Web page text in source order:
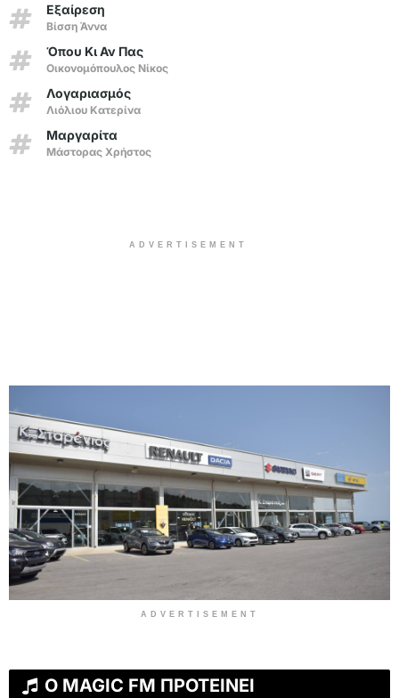
Εξαίρεση
Βίσση Άννα
Όπου Κι Αν Πας
Οικονομόπουλος Νίκος
Λογαριασμός
Λιόλιου Κατερίνα
Μαργαρίτα
Μάστορας Χρήστος
ADVERTISEMENT
ADVERTISEMENT
Ο MAGIC FM ΠΡΟΤΕΙΝΕΙ